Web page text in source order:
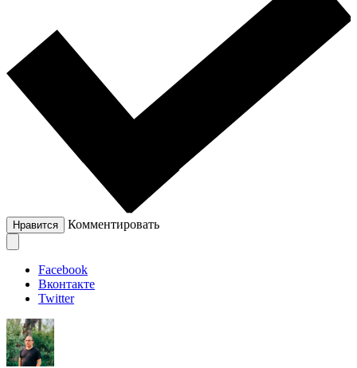
Нравится Комментировать
Facebook
Вконтакте
Twitter